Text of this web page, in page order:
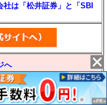
社は「松井証券」と「SBI
へ
日 1884本
米国、中国